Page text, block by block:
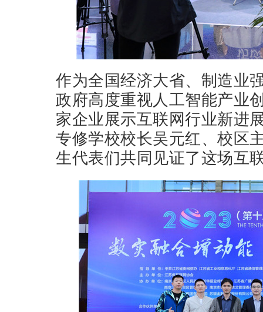
作为全国经济大省、制造业
政府高度重视人工智能产业
家企业展示互联网行业新进
专修学校校长吴元红、校区
生代表们共同见证了这场互